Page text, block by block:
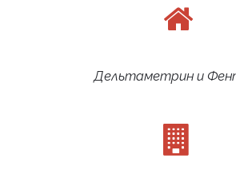
Дельтаметрин и